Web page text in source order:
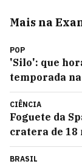
Mais na
POP
'Silo': que
temporada
CIÊNCIA
Foguete da
cratera de 18
BRASIL